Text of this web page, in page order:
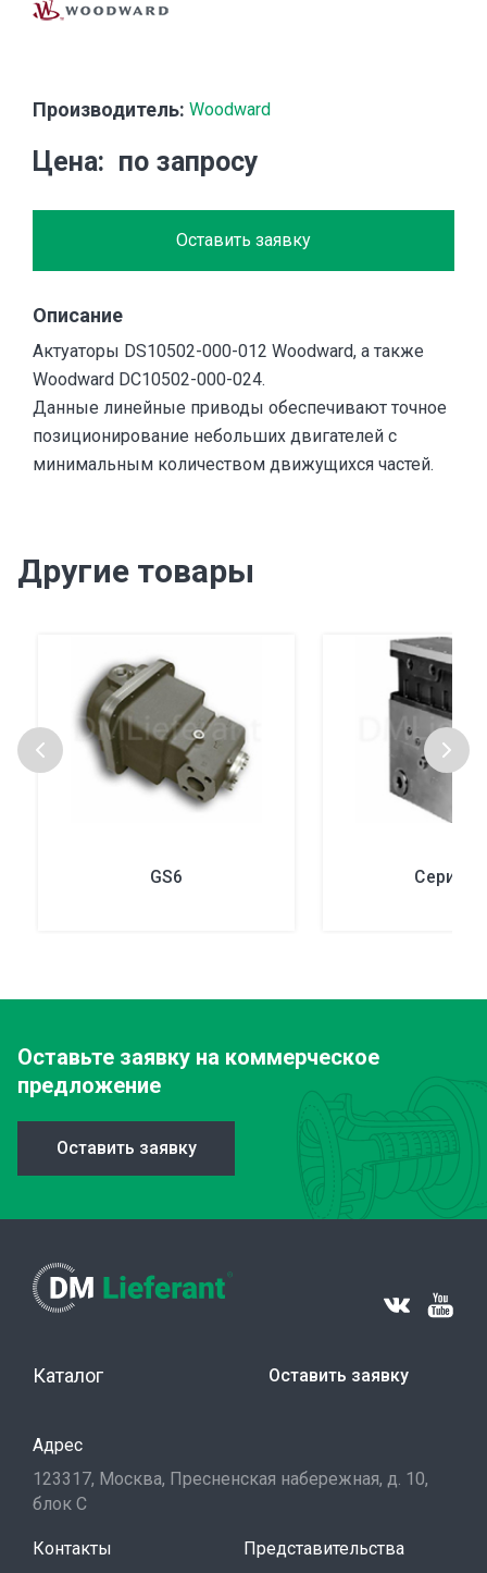
Производитель: Woodward
Цена по запросу
Оставить заявку
Описание
Актуаторы DS10502-000-012 Woodward, а также
Woodward DC10502-000-024.
Данные линейные приводы обеспечивают точное
позиционирование небольших двигателей с
минимальным количеством движущихся частей.
Другие товары
GS6 Серия 25
Оставьте заявку на коммерческое
предложение
Оставить заявку
Каталог Оставить заявку
Адрес
123317, Москва, Пресненская набережная, д. 10,
блок С
Контакты
Представительства